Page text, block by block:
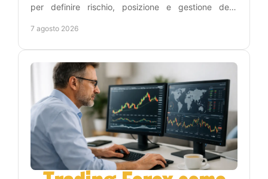
per definire rischio, posizione e gestione delle
7 agosto 2026